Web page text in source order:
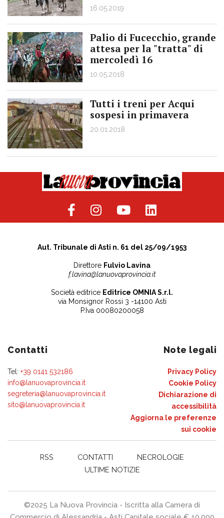
16.05.2019
Palio di Fucecchio, grande
attesa per la "tratta" di
mercoledì 16
10.05.2018
Tutti i treni per Acqui
sospesi in primavera
20.01.2018
Aut. Tribunale di Asti n. 61 del 25/09/1953
Direttore Fulvio Lavina
f.lavina@lanuovaprovincia.it
Società editrice Editrice OMNIA S.r.l.
via Monsignor Rossi 3 -14100 Asti
P.Iva 00080200058
Contatti
Tel: +39 0141 532186
info@lanuovaprovincia.it
segreteria@lanuovaprovincia.it
sito@lanuovaprovincia.it
Note legali
Privacy Policy
Cookie Policy
Dichiarazione di
accessibilità
Aggiorna le preferenze
sui cookie
RSS CONTATTI
NECROLOGIE
ULTIME NOTIZIE
©2025 La Nuova Provincia - Iscritta alla Camera di